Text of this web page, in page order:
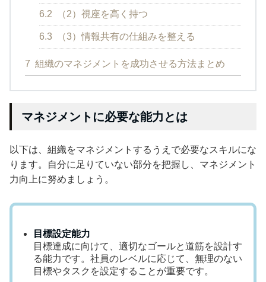
6.2 （2）視座を高く持つ
6.3 （3）情報共有の仕組みを整える
7 組織のマネジメントを成功させる方法まとめ
マネジメントに必要な能力とは
以下は、組織をマネジメントするうえで必要なスキルにな
ります。自分に足りていない部分を把握し、マネジメント
力向上に努めましょう。
目標設定能力
目標達成に向けて、適切なゴールと道筋を設計す
る能力です。社員のレベルに応じて、無理のない
目標やタスクを設定することが重要です。